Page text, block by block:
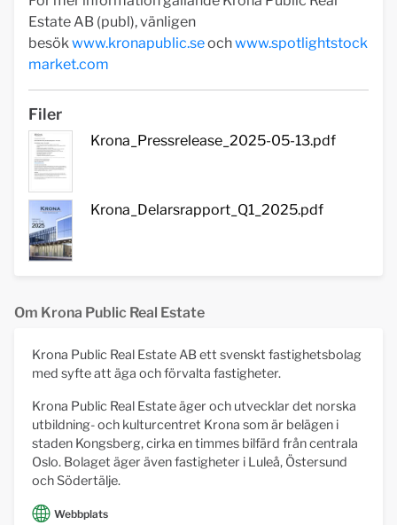
Estate AB (publ), vänligen
besökwww.kronapublic.seochwww.spotlightstock
market.com
Filer
Krona_Pressrelease_2025-05-13.pdf
Krona_Delarsrapport_Q1_2025.pdf
Om Krona Public Real Estate
Krona Public Real Estate AB ett svenskt fastighetsbolag
med syfte att äga och förvalta fastigheter.
Krona Public Real Estate äger och utvecklar det norska
utbildning- och kulturcentret Krona som är belägen i
staden Kongsberg, cirka en timmes bilfärd från centrala
Oslo. Bolaget äger även fastigheter i Luleå, Östersund
och Södertälje.
Webbplats